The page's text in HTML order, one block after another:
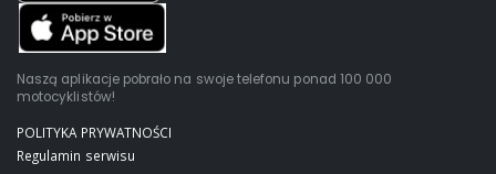
Naszą aplikacje pobrało na swoje telefonu ponad 100 000
motocyklistów!
POLITYKA PRYWATNOŚCI
Regulamin serwisu